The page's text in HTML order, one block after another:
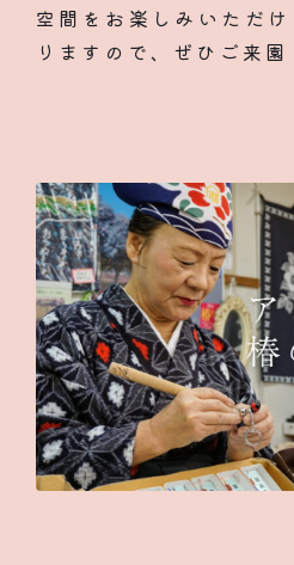
空間をお楽しみいただ
りますので、ぜひご来園